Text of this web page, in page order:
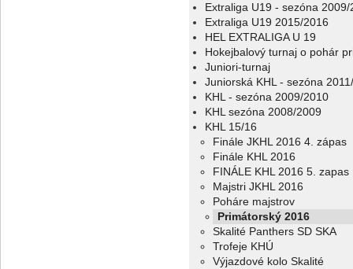
Extraliga U19 - sezóna 2009/
Extraliga U19 2015/2016
HEL EXTRALIGA U 19
Hokejbalový turnaj o pohár
Juniori-turnaj
Juniorská KHL - sezóna
KHL - sezóna 2009/2010
KHL sezóna 2008/2009
KHL 15/16
Finále JKHL 2016 4. zápas
Finále KHL 2016
FINÁLE KHL 2016 5. zapas
Majstri JKHL 2016
Poháre majstrov
Primátorský 2016
Skalité Panthers SD SKA
Trofeje KHÚ
Výjazdové kolo Skalité